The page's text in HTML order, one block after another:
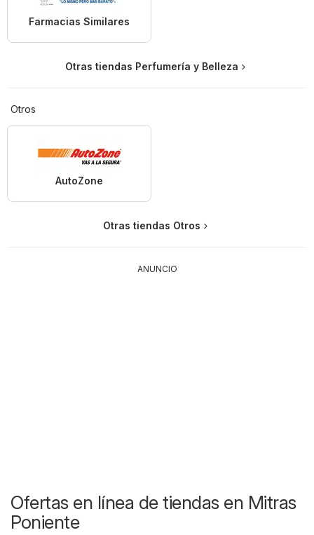
Farmacias Similares
Otras tiendas Perfumería y Belleza
Otros
AutoZone
Otras tiendas Otros
ANUNCIO
Ofertas en línea de tiendas en Mitras
Poniente